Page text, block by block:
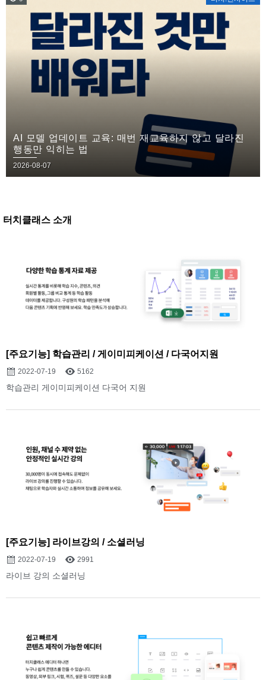
AI 모델 업데이트 교육: 매번 재교육하지 않고 달라진
행동만 익히는 법
2026-08-07
터치클래스 소개
[주요기능] 학습관리 / 게이미피케이션 / 다국어지원
2022-07-19 5162
학습관리 게이미피케이션 다국어 지원
[주요기능] 라이브강의 / 소셜러닝
2022-07-19 2991
라이브 강의 소셜러닝